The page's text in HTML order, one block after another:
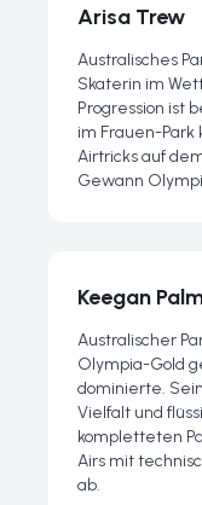
Arisa Trew
Australisches
Skaterin im
Progression ist
im Frauen-
Airtricks auf
Gewann
Keegan
Australischer
Olympia-Gold
dominierte.
Vielfalt und
kompletteten
Airs mit
ab.